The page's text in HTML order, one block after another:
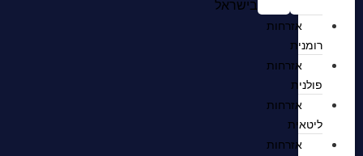
בישראל
אזרחות
רומנית
אזרחות
פולנית
אזרחות
ליטאית
אזרחות